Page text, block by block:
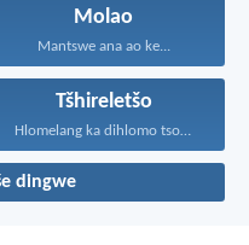
Molao
Mantswe ana ao ke...
Tšhireletšo
Hlomelang ka dihlomo tsohle...
dingwe